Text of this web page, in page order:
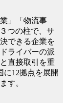
」「物流事
つの柱で、サ
できる企業を
ライバーの派
直接取引を重
に12拠点を展開
す。